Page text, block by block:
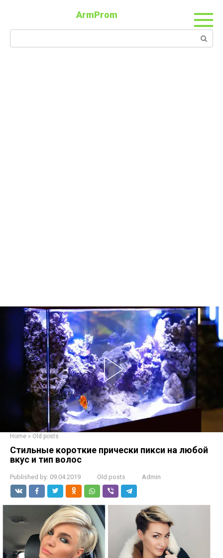
ArmProm
Home » Old posts
Стильные короткие прически пикси на любой
вкус и тип волос
Published by: 09.04.2019 Old posts Admin